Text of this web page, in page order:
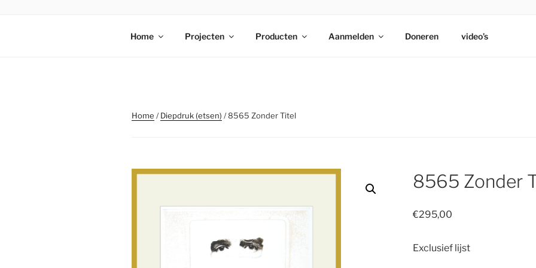
STICHTING PARKI
Home Projecten Producten Aanmelden Doneren video’s
Home /Diepdruk (etsen) / 8565 Zonder Titel
8565 Zonder
€295,00
Exclusief lijst